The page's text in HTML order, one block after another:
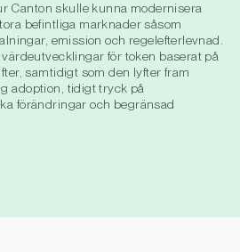
Canton skulle kunna modernisera
befintliga marknader såsom
emission och regelefterlevnad.
för token baserat på
samtidigt som den lyfter fram
adoption, tidigt tryck på
förändringar och begränsad